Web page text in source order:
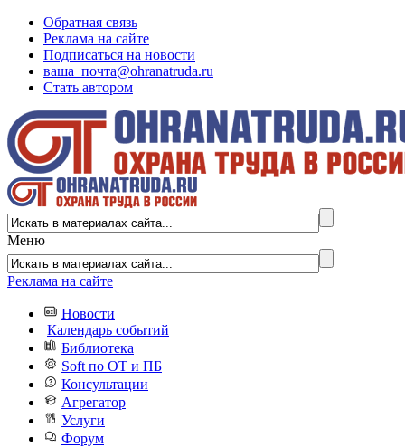
Обратная связь
Реклама на сайте
Подписаться на новости
ваша_почта@ohranatruda.ru
Стать автором
Меню
Реклама на сайте
Новости
Календарь событий
Библиотека
Soft по ОТ и ПБ
Консультации
Агрегатор
Услуги
Форум